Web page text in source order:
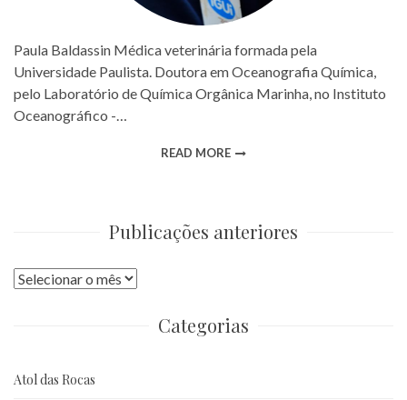
Paula Baldassin Médica veterinária formada pela
Universidade Paulista. Doutora em Oceanografia Química,
pelo Laboratório de Química Orgânica Marinha, no Instituto
Oceanográfico -…
READ MORE
Publicações anteriores
Publicações
Categorias
Atol das Rocas